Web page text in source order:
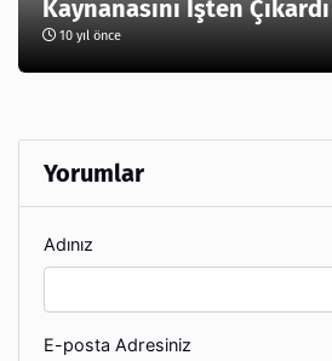
Kaynanasını İşten Çıkardı
10 yıl önce
Yorumlar
Adınız
E-posta Adresiniz